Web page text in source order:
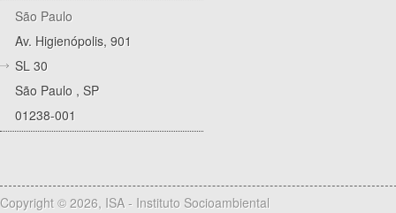
São Paulo
Av. Higienópolis, 901
SL 30
São Paulo , SP
01238-001
Copyright © 2026, ISA - Instituto Socioambiental